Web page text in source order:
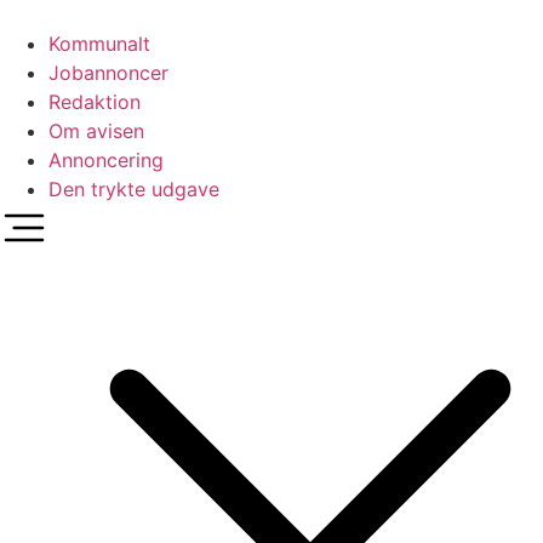
indhold
Kommunalt
Jobannoncer
Redaktion
Om avisen
Annoncering
Den trykte udgave